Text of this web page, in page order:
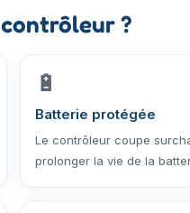
?
🔋
Batterie protégée
Le contrôleur coupe
prolonger la vie de la